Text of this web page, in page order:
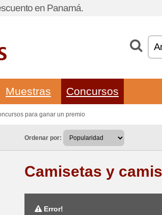
en Panamá.
Muestras Concursos
para ganar un premio
Ordenar por:
Camisetas y
Error!